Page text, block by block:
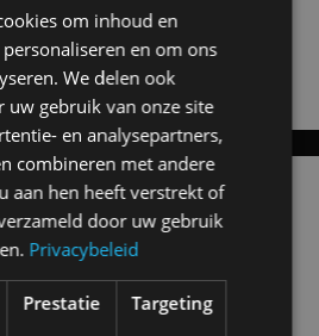
berichten
DAALT
2026
minder auto's verkocht dan in
eerste kwartaal 2025: flinke daling
verslaat EV!
auto’s en hybrides domineren de
2024
om inhoud en
en om ons
We delen ook
uw gebruik van onze site
en analysepartners,
combineren met andere
aan hen heeft verstrekt of
door uw gebruik
Privacybeleid
Prestatie Targeting